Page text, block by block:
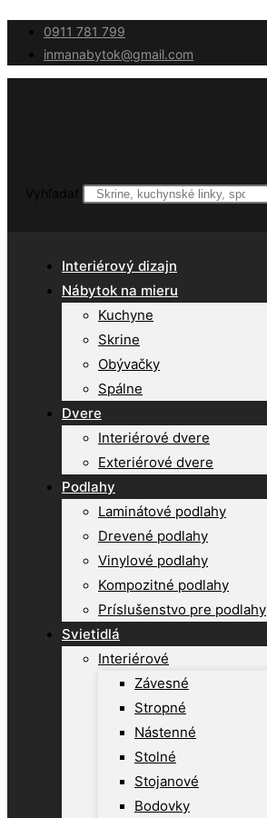
Skip
content
0911 781 799
inmanabytok@gmail.com
Vyhľadať
Interiérový dizajn
Nábytok na mieru
Kuchyne
Skrine
Obývačky
Spálne
Dvere
Interiérové dvere
Exteriérové dvere
Podlahy
Laminátové podlahy
Drevené podlahy
Vinylové podlahy
Kompozitné podlahy
Príslušenstvo pre podlahy
Svietidlá
Interiérové
Závesné
Stropné
Nástenné
Stolné
Stojanové
Bodovky